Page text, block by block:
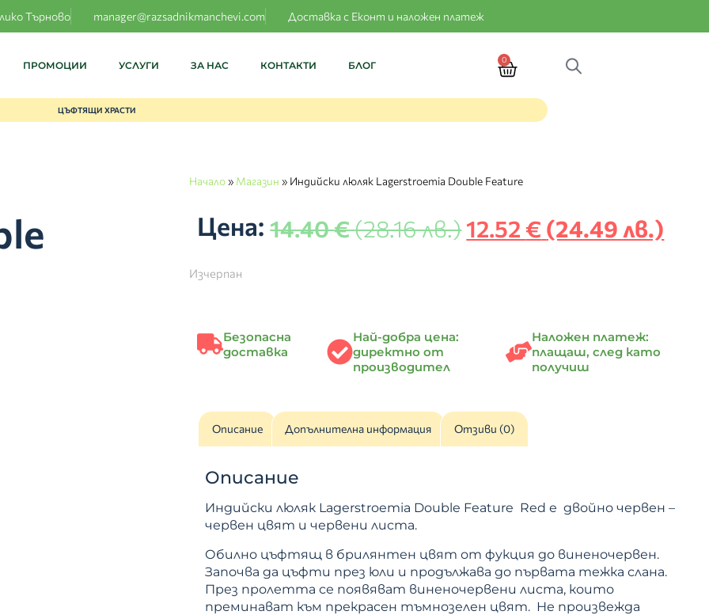
Търново manager@razsadnikmanchevi.com Доставка с Еконт и наложен платеж
ПРОМОЦИИ УСЛУГИ ЗА НАС КОНТАКТИ БЛОГ 0
ЦЪФТЯЩИ ХРАСТИ
Начало» Магазин » Индийски люляк Lagerstroemia Double Feature
Цена: 14.40€(28.16 лв.)12.52€ (24.49 лв.)
Изчерпан
Безопасна
доставка
Най-добра цена:
директно от
производител
Наложен платеж:
плащаш, след като
получиш
Описание Допълнителна информация Отзиви (0)
Описание
Индийски люляк Lagerstroemia Double Feature Red е двойно червен –
червен цвят и червени листа.
Обилно цъфтящ в брилянтен цвят от фукция до виненочервен.
Започва да цъфти през юли и продължава до първата тежка слана.
През пролетта се появяват виненочервени листа, които
преминават към прекрасен тъмнозелен цвят. Не произвежда